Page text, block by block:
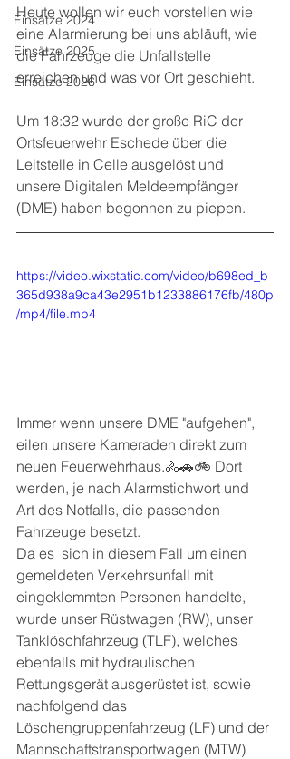
Einsätze 2024
Einsätze 2025
Einsätze 2026
Heute wollen wir euch vorstellen wie
eine Alarmierung bei uns abläuft, wie
die Fahrzeuge die Unfallstelle
erreichen und was vor Ort geschieht.
Um 18:32 wurde der große RiC der
Ortsfeuerwehr Eschede über die
Leitstelle in Celle ausgelöst und
unsere Digitalen Meldeempfänger
(DME) haben begonnen zu piepen.
https://video.wixstatic.com/video/b698ed_b
365d938a9ca43e2951b1233886176fb/480p
/mp4/file.mp4
Immer wenn unsere DME "aufgehen",
eilen unsere Kameraden direkt zum
neuen Feuerwehrhaus.🚴🚗🚲 Dort
werden, je nach Alarmstichwort und
Art des Notfalls, die passenden
Fahrzeuge besetzt.
Da es  sich in diesem Fall um einen
gemeldeten Verkehrsunfall mit
eingeklemmten Personen handelte,
wurde unser Rüstwagen (RW), unser
Tanklöschfahrzeug (TLF), welches
ebenfalls mit hydraulischen
Rettungsgerät ausgerüstet ist, sowie
nachfolgend das
Löschengruppenfahrzeug (LF) und der
Mannschaftstransportwagen (MTW)